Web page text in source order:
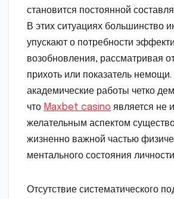
становится постоянной
В этих ситуациях большинство
упускают о потребности
возобновления, рассматривая
прихоть или показатель
академические работы четко
что Maxbet casino является не
желательным аспектом
жизненно важной частью
ментального состояния
Отсутствие систематического